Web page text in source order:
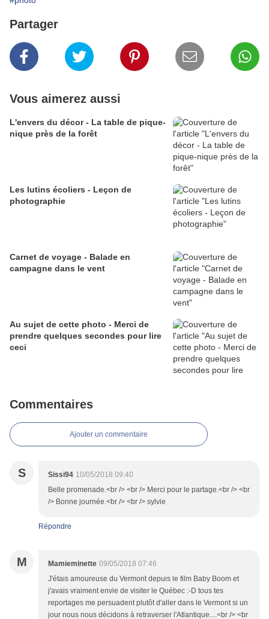
Partager
Vous aimerez aussi
L'envers du décor - La table de pique-
nique près de la forêt
Les lutins écoliers - Leçon de
photographie
Carnet de voyage - Balade en
campagne dans le vent
Au sujet de cette photo - Merci de
prendre quelques secondes pour lire
ceci
Commentaires
Ajouter un commentaire
S Sissi94 10/05/2018 09:40
Belle promenade.<br /> <br /> Merci pour le partage.<br /> <br
/> Bonne journée.<br /> <br /> sylvie
Répondre
M Mamieminette 09/05/2018 07:46
J'étais amoureuse du Vermont depuis le film Baby Boom et
j'avais vraiment envie de visiter le Québec :-D tous tes
reportages me persuadent plutôt d'aller dans le Vermont si un
jour nous nous décidons à retraverser l'Atlantique....<br /> <br